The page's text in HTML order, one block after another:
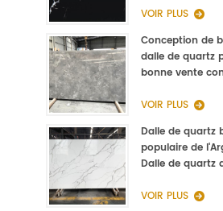
VOIR PLUS
Conception de
dalle de quartz
bonne vente
VOIR PLUS
Dalle de quartz
populaire de
Dalle de quartz
3000 * 1400 *
VOIR PLUS